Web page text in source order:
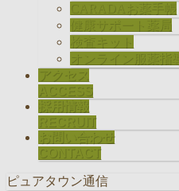
CARADAお薬手帳
健康サポート薬局
検査キット
オンライン服薬指導
アクセス
ACCESS
採用情報
RECRUIT
お問い合わせ
CONTACT
ピュアタウン通信